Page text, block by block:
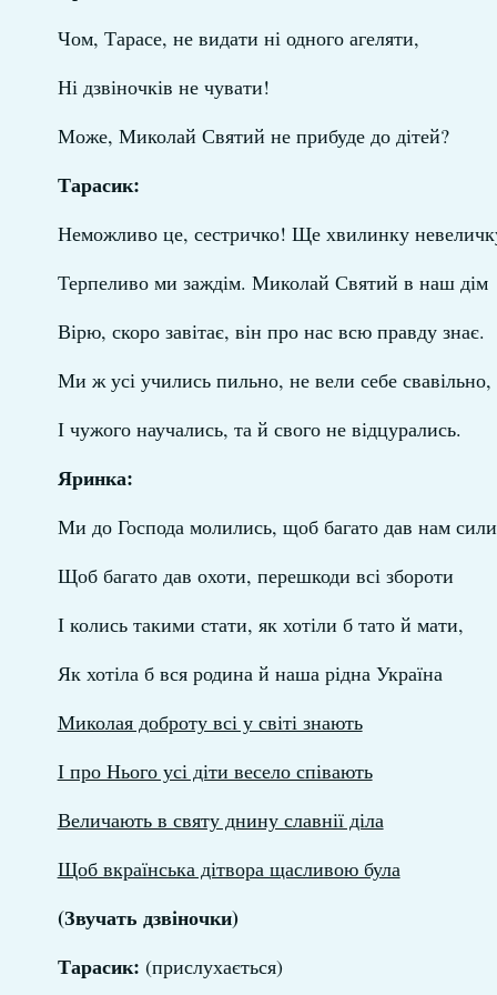
Чом, Тарасе, не видати ні одного агеляти,
Ні дзвіночків не чувати!
Може, Миколай Святий не прибуде до дітей?
Тарасик:
Неможливо це, сестричко! Ще хвилинку
Терпеливо ми заждім. Миколай Святий в наш дім
Вірю, скоро завітає, він про нас всю правду знає.
Ми ж усі учились пильно, не вели себе свавільно,
І чужого научались, та й свого не відцурались.
Яринка:
Ми до Господа молились, щоб багато дав нам
Щоб багато дав охоти, перешкоди всі збороти
І колись такими стати, як хотіли б тато й мати,
Як хотіла б вся родина й наша рідна Україна
Миколая доброту всі у світі знають
І про Нього усі діти весело співають
Величають в святу днину славнії діла
Щоб вкраїнська дітвора щасливою була
(Звучать дзвіночки)
Тарасик: (прислухається)